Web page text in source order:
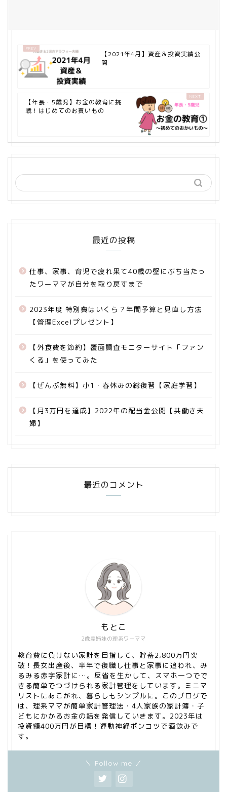
【2021年4月】資産＆投資実績公
開
【年長・5歳児】お金の教育に挑
戦！はじめてのお買いもの
最近の投稿
仕事、家事、育児で疲れ果て40歳の壁にぶち当たっ
たワーママが自分を取り戻すまで
2023年度 特別費はいくら？年間予算と見直し方法
【管理Excelプレゼント】
【外食費を節約】覆面調査モニターサイト「ファン
くる」を使ってみた
【ぜんぶ無料】小1・春休みの総復習【家庭学習】
【月3万円を達成】2022年の配当金公開【共働き夫
婦】
最近のコメント
2歳差姉妹の理系ワーママ
もとこ
教育費に負けない家計を目指して、貯蓄2,800万円突
破！長女出産後、半年で復職し仕事と家事に追われ、み
るみる赤字家計に…。反省を生かして、スマホ一つでで
きる簡単でつづけられる家計管理をしています。ミニマ
リストにあこがれ、暮らしもシンプルに。このブログで
は、理系ママが簡単家計管理法・4人家族の家計簿・子
どもにかかるお金の話を発信していきます。2023年は
投資額400万円が目標！運動神経ポンコツで酒飲みで
す。
＼ Follow me ／